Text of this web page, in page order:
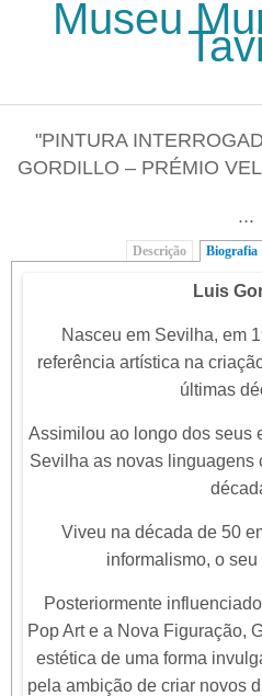
Passar para o conteúdo principal
Museu
"PINTURA
GORDILLO – PRÉMIO
...
Descrição Biografia
Luis
Nasceu em Sevilha, em
referência artística na
últimas
Assimilou ao longo dos seus
Sevilha as novas linguagens
Viveu na década de 50
informalismo, o seu
Posteriormente
Pop Art e a Nova Figuração,
estética de uma forma
pela ambição de criar novos